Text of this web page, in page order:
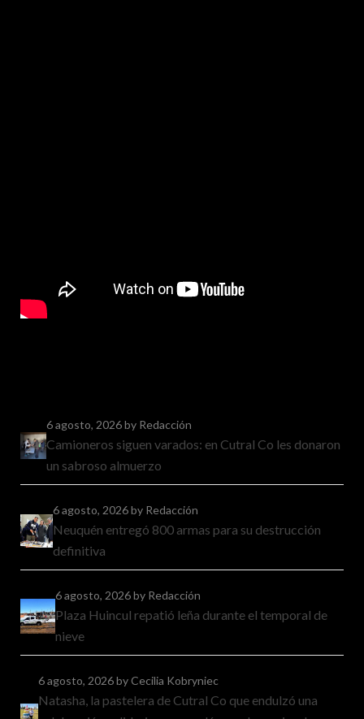
6 agosto, 2026by Redacción
Camioneros siguen varados: en Cutral Co les donaron
un sabroso almuerzo
6 agosto, 2026by Redacción
Neuquén entregó 800 armas para su destrucción
definitiva
6 agosto, 2026by Redacción
Plaza Huincul repatió leña durante el temporal de
nieve
6 agosto, 2026by Cecilia Kobryniec
Natasha, la pastelera de Cutral Co que endulzó una